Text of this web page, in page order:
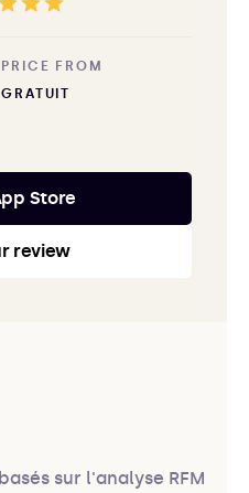
PRICE FROM
GRATUIT
Store
review
sur l'analyse RFM